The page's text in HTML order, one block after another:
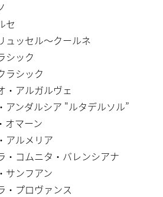
セ
ュッセル〜クールネ
シック
ラシック
・アルガルヴェ
アンダルシア "ルタデルソル”
オマーン
アルメリア
・コムニタ・バレンシアナ
サンフアン
・プロヴァンス